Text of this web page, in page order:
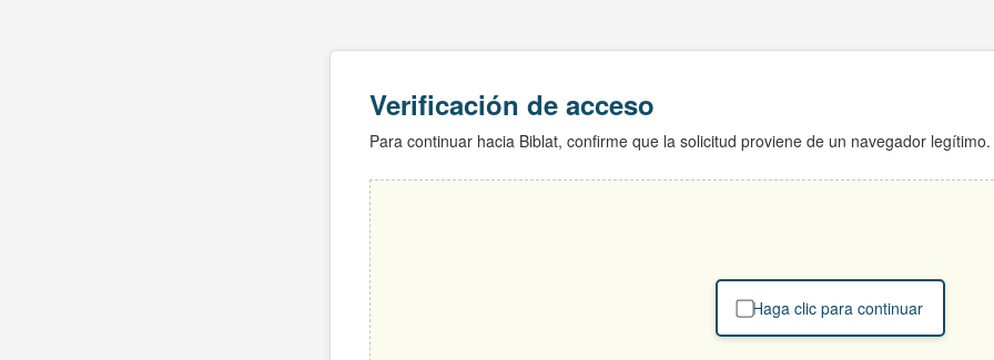
Verificación de acceso
Para continuar hacia Biblat, confirme que la solicitud proviene de un navegador legítimo.
Haga clic para continuar